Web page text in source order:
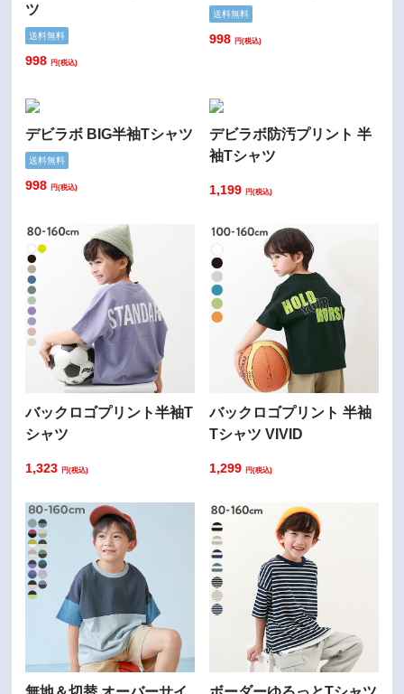
ツ
送料無料
998円(税込)
送料無料
998 円(税込)
デビラボ BIG半袖Tシャツ
送料無料
998円(税込)
デビラボ防汚プリント 半
袖Tシャツ
1,199 円(税込)
バックロゴプリント半袖T
シャツ
1,323円(税込)
バックロゴプリント 半袖
Tシャツ VIVID
1,299 円(税込)